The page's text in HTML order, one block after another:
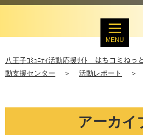
MENU
八王子ｺﾐｭﾆﾃｨ活動応援ｻｲﾄ はちコミねっと
動支援センター
＞ 活動レポート ＞
アーカイ